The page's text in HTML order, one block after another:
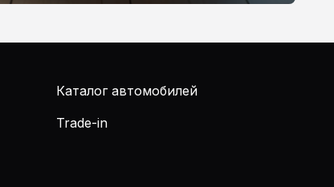
Каталог автомобилей
Trade-in